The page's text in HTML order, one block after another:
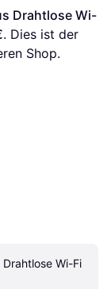
Drahtlose Wi-
. Dies ist der
Shop.
Drahtlose Wi-Fi